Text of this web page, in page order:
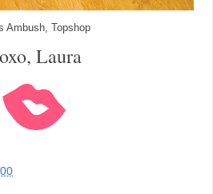
Ambush, Topshop
Laura